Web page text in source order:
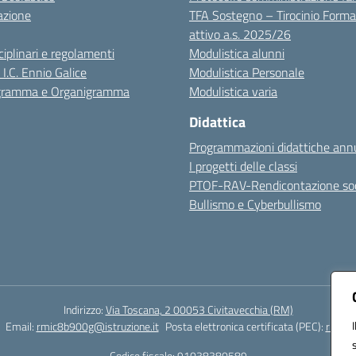
e regolamenti
Ennio Galice
e Organigramma
TFA Sostegno – Tirocinio
attivo a.s. 2025/26
Modulistica alunni
Modulistica Personale
Modulistica varia
Didattica
Programmazioni didattiche
I progetti delle classi
PTOF-RAV-Rendicontazione
Bullismo e Cyberbullismo
Indirizzo:Via Toscana, 2 00053 Civitavecchia (RM)
Email: rmic8b900g@istruzione.it Posta elettronica certificata (PEC):